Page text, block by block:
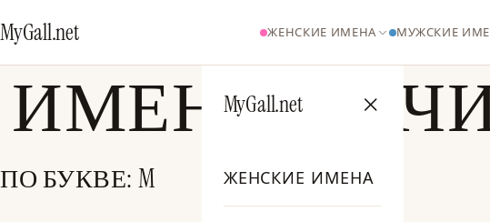
MyGall.net ЖЕНСКИЕ ИМЕНА МУЖСКИЕ
MyGall.net
ЖЕНСКИЕ ИМЕНА
ИМЕНА,
ПО БУКВЕ: M